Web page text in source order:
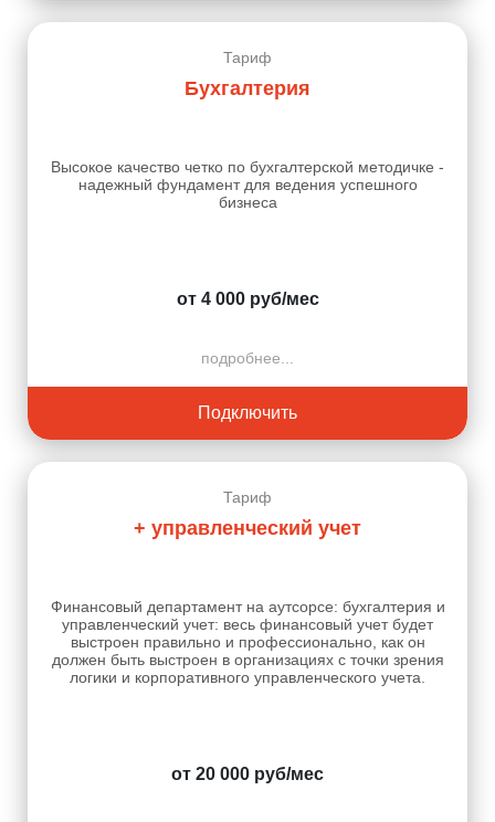
Тариф
Бухгалтерия
Высокое качество четко по бухгалтерской методичке -
надежный фундамент для ведения успешного
бизнеса
от 4 000 руб/мес
подробнее...
Подключить
Тариф
+ управленческий учет
Финансовый департамент на аутсорсе: бухгалтерия и
управленческий учет: весь финансовый учет будет
выстроен правильно и профессионально, как он
должен быть выстроен в организациях с точки зрения
логики и корпоративного управленческого учета.
от 20 000 руб/мес